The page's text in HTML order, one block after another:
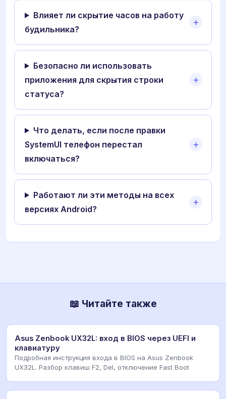
Влияет ли скрытие часов на работу
будильника?
Безопасно ли использовать
приложения для скрытия строки
статуса?
Что делать, если после правки
SystemUI телефон перестал
включаться?
Работают ли эти методы на всех
версиях Android?
📖 Читайте также
Asus Zenbook UX32L: вход в BIOS через UEFI и
клавиатуру
Подробная инструкция входа в BIOS на Asus Zenbook
UX32L. Разбор клавиш F2, Del, отключение Fast Boot